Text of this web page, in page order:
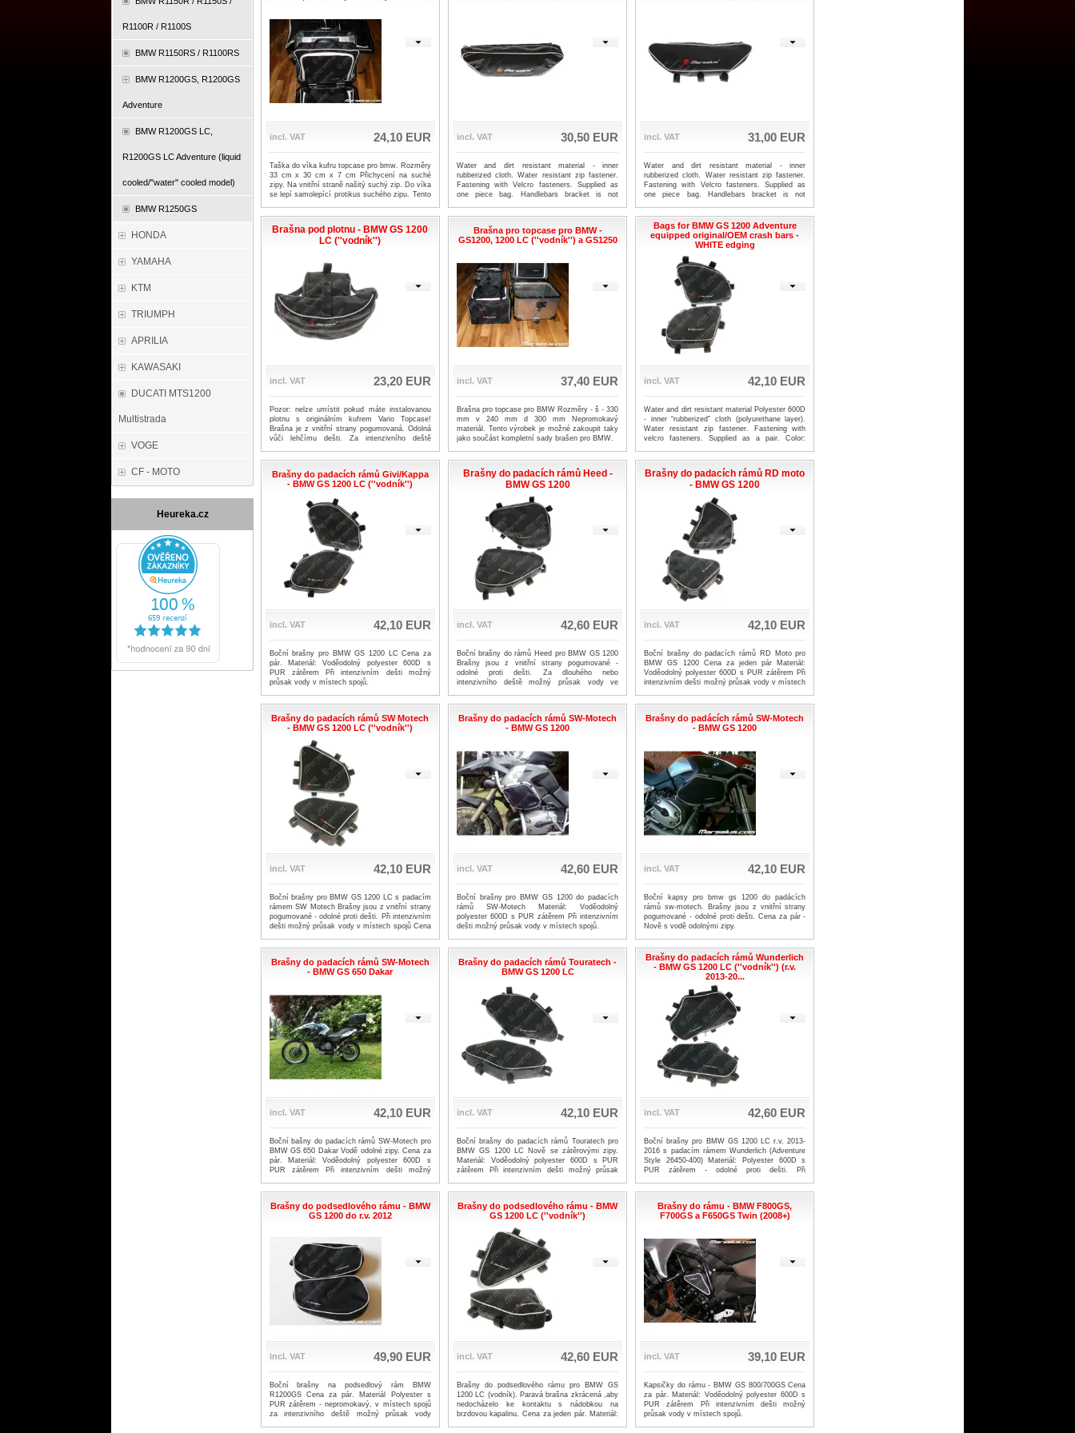
R1100R / R1100S
BMW R1150RS / R1100RS
BMW R1200GS, R1200GS
Adventure
BMW R1200GS LC,
R1200GS LC Adventure (liquid
cooled/"water" cooled model)
BMW R1250GS
HONDA
YAMAHA
KTM
TRIUMPH
APRILIA
KAWASAKI
DUCATI MTS1200
Multistrada
VOGE
CF - MOTO
Heureka.cz
incl. VAT 24,10 EUR
Taška do víka kufru topcase pro bmw. Rozměry
33 cm x 30 cm x 7 cm Přichycení na suché
zipy. Na vnitřní straně našitý suchý zip. Do víka
se lepí samolepící protikus suchého zipu. Tento
incl. VAT 30,50 EUR
Water and dirt resistant material - inner
rubberized cloth. Water resistant zip fastener.
Fastening with Velcro fasteners. Supplied as
one piece bag. Handlebars bracket is not
incl. VAT 31,00 EUR
Water and dirt resistant material - inner
rubberized cloth. Water resistant zip fastener.
Fastening with Velcro fasteners. Supplied as
one piece bag. Handlebars bracket is not
Brašna pod plotnu - BMW GS 1200
LC (''vodník'')
incl. VAT 23,20 EUR
Pozor: nelze umístit pokud máte instalovanou
plotnu s originálním kufrem Vario Topcase!
Brašna je z vnitřní strany pogumovaná. Odolná
vůči lehčímu dešti. Za intenzivního deště
Brašna pro topcase pro BMW -
GS1200, 1200 LC (''vodník'') a GS1250
incl. VAT 37,40 EUR
Brašna pro topcase pro BMW Rozměry - š - 330
mm v 240 mm d 300 mm Nepromokavý
materiál. Tento výrobek je možné zakoupit taky
jako součást kompletní sady brašen pro BMW.
Bags for BMW GS 1200 Adventure
equipped original/OEM crash bars -
WHITE edging
incl. VAT 42,10 EUR
Water and dirt resistant material Polyester 600D
- inner “rubberized” cloth (polyurethane layer).
Water resistant zip fastener. Fastening with
velcro fasteners. Supplied as a pair. Color:
Brašny do padacích rámů Givi/Kappa
- BMW GS 1200 LC (''vodník'')
incl. VAT 42,10 EUR
Boční brašny pro BMW GS 1200 LC Cena za
pár. Materiál: Voděodolný polyester 600D s
PUR zátěrem Při intenzivním dešti možný
průsak vody v místech spojů.
Brašny do padacích rámů Heed -
BMW GS 1200
incl. VAT 42,60 EUR
Boční brašny do rámů Heed pro BMW GS 1200
Brašny jsou z vnitřní strany pogumované -
odolné proti dešti. Za dlouhého nebo
intenzivního deště možný průsak vody ve
Brašny do padacích rámů RD moto
- BMW GS 1200
incl. VAT 42,10 EUR
Boční brašny do padacích rámů RD Moto pro
BMW GS 1200 Cena za jeden pár Materiál:
Voděodolný polyester 600D s PUR zátěrem Při
intenzivním dešti možný průsak vody v místech
Brašny do padacích rámů SW Motech
- BMW GS 1200 LC (''vodník'')
incl. VAT 42,10 EUR
Boční brašny pro BMW GS 1200 LC s padacím
rámem SW Motech Brašny jsou z vnitřní strany
pogumované - odolné proti dešti. Při intenzivním
dešti možný průsak vody v místech spojů Cena
Brašny do padacích rámů SW-Motech
- BMW GS 1200
incl. VAT 42,60 EUR
Boční brašny pro BMW GS 1200 do padacích
rámů SW-Motech Materiál: Voděodolný
polyester 600D s PUR zátěrem Při intenzivním
dešti možný průsak vody v místech spojů.
Brašny do padácích rámů SW-Motech
- BMW GS 1200
incl. VAT 42,10 EUR
Boční kapsy pro bmw gs 1200 do padácích
rámů sw-motech. Brašny jsou z vnitřní strany
pogumované - odolné proti dešti. Cena za pár -
Nově s vodě odolnými zipy.
Brašny do padacích rámů SW-Motech
- BMW GS 650 Dakar
incl. VAT 42,10 EUR
Boční bašny do padacích rámů SW-Motech pro
BMW GS 650 Dakar Vodě odolné zipy. Cena za
pár. Materiál: Voděodolný polyester 600D s
PUR zátěrem Při intenzivním dešti možný
Brašny do padacích rámů Touratech -
BMW GS 1200 LC
incl. VAT 42,10 EUR
Boční brašny do padacích rámů Touratech pro
BMW GS 1200 LC Nově se zátěrovými zipy.
Materiál: Voděodolný polyester 600D s PUR
zátěrem Při intenzivním dešti možný průsak
Brašny do padacích rámů Wunderlich
- BMW GS 1200 LC (''vodník'') (r.v.
2013-20...
incl. VAT 42,60 EUR
Boční brašny pro BMW GS 1200 LC r.v. 2013-
2016 s padacím rámem Wunderlich (Adventure
Style 26450-400) Materiál: Polyester 600D s
PUR zátěrem - odolné proti dešti. Při
Brašny do podsedlového rámu - BMW
GS 1200 do r.v. 2012
incl. VAT 49,90 EUR
Boční brašny na podsedlový rám BMW
R1200GS Cena za pár. Materiál Polyester s
PUR zátěrem - nepromokavý, v místech spojů
za intenzivního deště možný průsak vody
Brašny do podsedlového rámu - BMW
GS 1200 LC (''vodník'')
incl. VAT 42,60 EUR
Brašny do podsedlového rámu pro BMW GS
1200 LC (vodník). Paravá brašna zkrácená ,aby
nedocházelo ke kontaktu s nádobkou na
brzdovou kapalinu. Cena za jeden pár. Materiál:
Brašny do rámu - BMW F800GS,
F700GS a F650GS Twin (2008+)
incl. VAT 39,10 EUR
Kapsičky do rámu - BMW GS 800/700GS Cena
za pár. Materiál: Voděodolný polyester 600D s
PUR zátěrem Při intenzivním dešti možný
průsak vody v místech spojů.